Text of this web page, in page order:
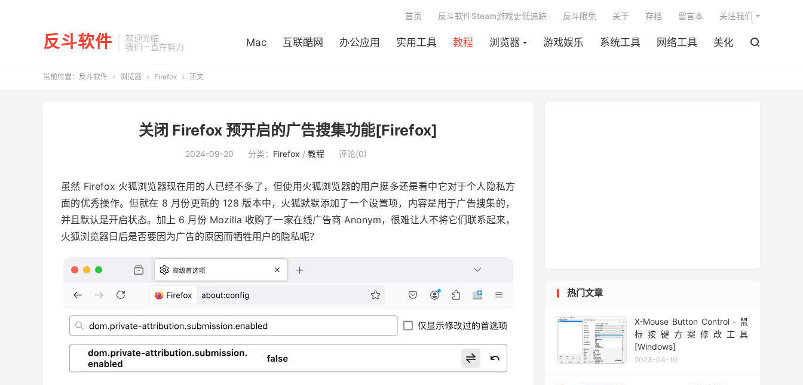
反斗软件
欢迎光临
我们一直在努力
Mac 互联酷网 办公应用 实用工具 教程 浏览器 游戏娱乐 系统工具 网络工具 美化 
首页 反斗软件Steam游戏史低追踪 反斗限免 关于 存档 留言本 关注我们
当前位置： 反斗软件  浏览器  Firefox  正文
关闭 Firefox 预开启的广告搜集功能[Firefox]
2024-09-20 分类： Firefox / 教程 评论(0)
虽然 Firefox 火狐浏览器现在用的人已经不多了，但使用火狐浏览器的用户挺多还是看中它对于个人隐私方
面的优秀操作。但就在 8 月份更新的 128 版本中，火狐默默添加了一个设置项，内容是用于广告搜集的，
并且默认是开启状态。加上 6 月份 Mozilla 收购了一家在线广告商 Anonym，很难让人不将它们联系起来，
火狐浏览器日后是否要因为广告的原因而牺牲用户的隐私呢？
热门文章
X-Mouse Button Control - 鼠
标按键方案修改工具
[Windows]
2023-04-10